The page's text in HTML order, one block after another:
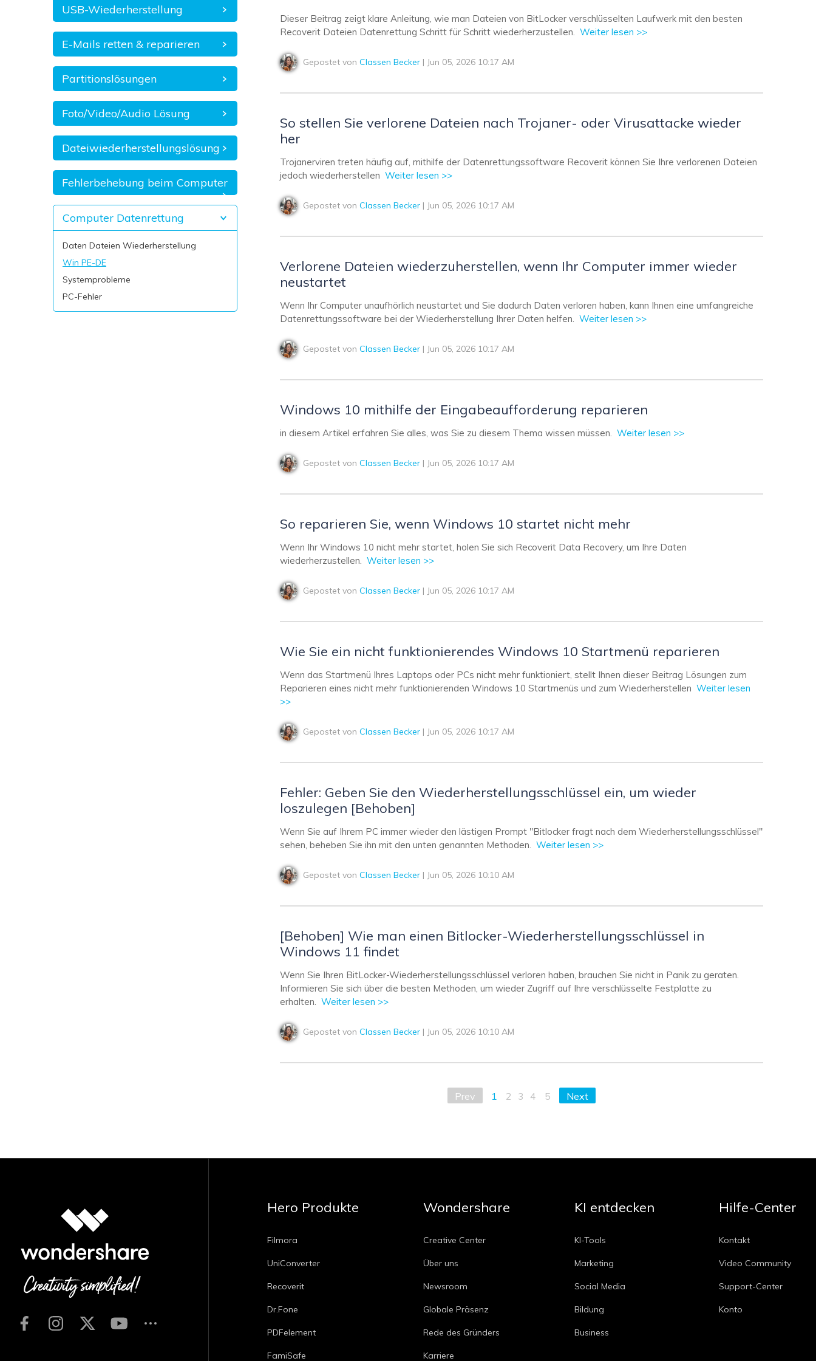
USB-Wiederherstellung
E-Mails retten & reparieren
Partitionslösungen
Foto/Video/Audio Lösung
Dateiwiederherstellungslösung
Fehlerbehebung beim Computer
Computer Datenrettung
Daten Dateien Wiederherstellung
Win PE-DE
Systemprobleme
PC-Fehler
Dieser Beitrag zeigt klare Anleitung, wie man Dateien von BitLocker verschlüsselten Laufwerk mit den besten
Recoverit Dateien Datenrettung Schritt für Schritt wiederherzustellen. Weiter lesen >>
Gepostet vonClassen Becker | Jun 05, 2026 10:17 AM
So stellen Sie verlorene Dateien nach Trojaner- oder Virusattacke wieder
her
Trojanerviren treten häufig auf, mithilfe der Datenrettungssoftware Recoverit können Sie Ihre verlorenen Dateien
jedoch wiederherstellen Weiter lesen >>
Gepostet vonClassen Becker | Jun 05, 2026 10:17 AM
Verlorene Dateien wiederzuherstellen, wenn Ihr Computer immer wieder
neustartet
Wenn Ihr Computer unaufhörlich neustartet und Sie dadurch Daten verloren haben, kann Ihnen eine umfangreiche
Datenrettungssoftware bei der Wiederherstellung Ihrer Daten helfen. Weiter lesen >>
Gepostet vonClassen Becker | Jun 05, 2026 10:17 AM
Windows 10 mithilfe der Eingabeaufforderung reparieren
in diesem Artikel erfahren Sie alles, was Sie zu diesem Thema wissen müssen. Weiter lesen >>
Gepostet vonClassen Becker | Jun 05, 2026 10:17 AM
So reparieren Sie, wenn Windows 10 startet nicht mehr
Wenn Ihr Windows 10 nicht mehr startet, holen Sie sich Recoverit Data Recovery, um Ihre Daten
wiederherzustellen. Weiter lesen >>
Gepostet vonClassen Becker | Jun 05, 2026 10:17 AM
Wie Sie ein nicht funktionierendes Windows 10 Startmenü reparieren
Wenn das Startmenü Ihres Laptops oder PCs nicht mehr funktioniert, stellt Ihnen dieser Beitrag Lösungen zum
Reparieren eines nicht mehr funktionierenden Windows 10 Startmenüs und zum Wiederherstellen Weiter lesen
>>
Gepostet vonClassen Becker | Jun 05, 2026 10:17 AM
Fehler: Geben Sie den Wiederherstellungsschlüssel ein, um wieder
loszulegen [Behoben]
Wenn Sie auf Ihrem PC immer wieder den lästigen Prompt "Bitlocker fragt nach dem Wiederherstellungsschlüssel"
sehen, beheben Sie ihn mit den unten genannten Methoden. Weiter lesen >>
Gepostet vonClassen Becker | Jun 05, 2026 10:10 AM
[Behoben] Wie man einen Bitlocker-Wiederherstellungsschlüssel in
Windows 11 findet
Wenn Sie Ihren BitLocker-Wiederherstellungsschlüssel verloren haben, brauchen Sie nicht in Panik zu geraten.
Informieren Sie sich über die besten Methoden, um wieder Zugriff auf Ihre verschlüsselte Festplatte zu
erhalten. Weiter lesen >>
Gepostet vonClassen Becker | Jun 05, 2026 10:10 AM
Prev 1 2 3 4 5 Next
Hero Produkte
Filmora
UniConverter
Recoverit
Dr.Fone
PDFelement
FamiSafe
Wondershare
Creative Center
Über uns
Newsroom
Globale Präsenz
Rede des Gründers
Karriere
KI entdecken
KI-Tools
Marketing
Social Media
Bildung
Business
Hilfe-Center
Kontakt
Video Community
Support-Center
Konto